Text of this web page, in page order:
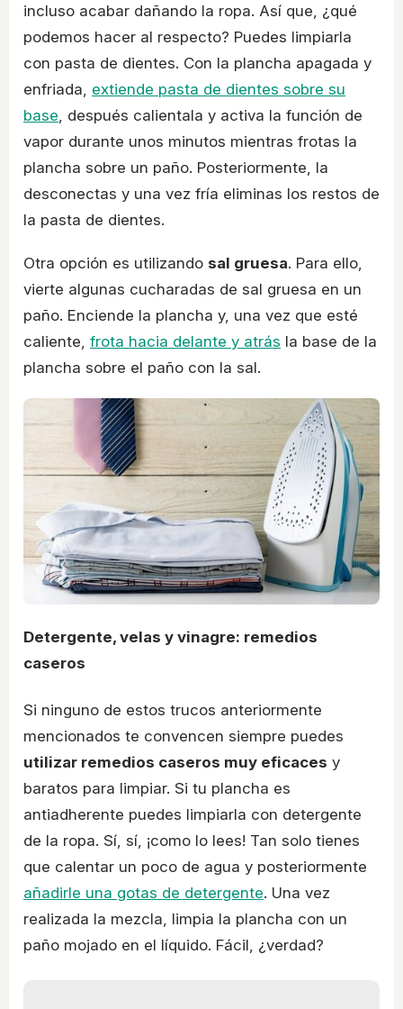
incluso acabar dañando la ropa. Así que, ¿qué
podemos hacer al respecto? Puedes limpiarla
con pasta de dientes. Con la plancha apagada y
enfriada, extiende pasta de dientes sobre su
base , después calientala y activa la función de
vapor durante unos minutos mientras frotas la
plancha sobre un paño. Posteriormente, la
desconectas y una vez fría eliminas los restos de
la pasta de dientes.
Otra opción es utilizando sal gruesa. Para ello,
vierte algunas cucharadas de sal gruesa en un
paño. Enciende la plancha y, una vez que esté
caliente, frota hacia delante y atrás la base de la
plancha sobre el paño con la sal.
Detergente, velas y vinagre: remedios
caseros
Si ninguno de estos trucos anteriormente
mencionados te convencen siempre puedes
utilizar remedios caseros muy eficaces y
baratos para limpiar. Si tu plancha es
antiadherente puedes limpiarla con detergente
de la ropa. Sí, sí, ¡como lo lees! Tan solo tienes
que calentar un poco de agua y posteriormente
añadirle una gotas de detergente. Una vez
realizada la mezcla, limpia la plancha con un
paño mojado en el líquido. Fácil, ¿verdad?